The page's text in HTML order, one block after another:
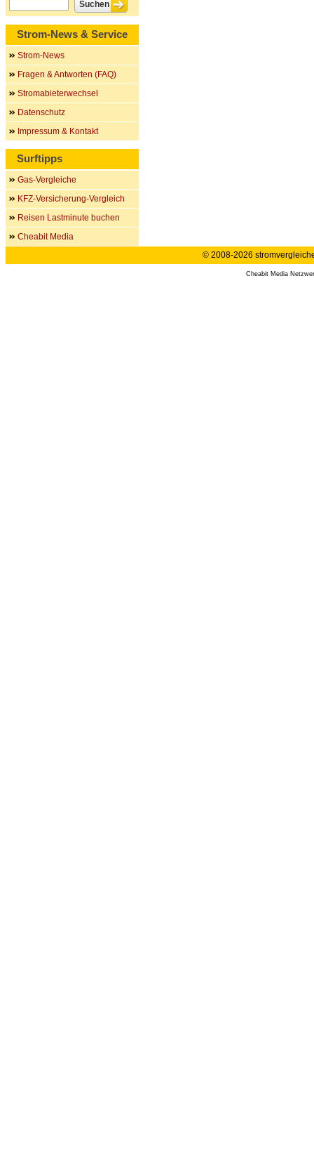
Strom-News & Service
Strom-News
Fragen & Antworten (FAQ)
Stromabieterwechsel
Datenschutz
Impressum & Kontakt
Surftipps
Gas-Vergleiche
KFZ-Versicherung-Vergleich
Reisen Lastminute buchen
Cheabit Media
© 2008-2026
Cheabit Media